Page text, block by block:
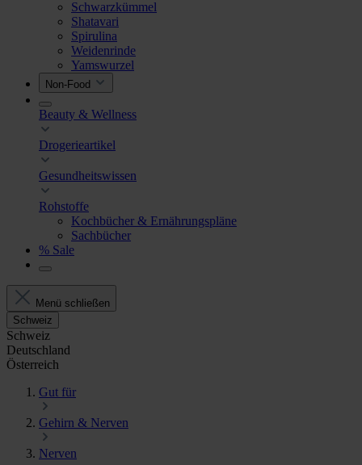
Schwarzkümmel
Shatavari
Spirulina
Weidenrinde
Yamswurzel
Non-Food
Beauty & Wellness
Drogerieartikel
Gesundheitswissen
Rohstoffe
Kochbücher & Ernährungspläne
Sachbücher
% Sale
Menü schließen
Schweiz
Schweiz
Deutschland
Österreich
Gut für
Gehirn & Nerven
Nerven